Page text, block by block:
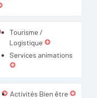
Tourisme /
Logistique
Services animations
Activités Bien être